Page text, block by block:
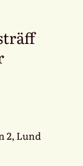
2, Lund